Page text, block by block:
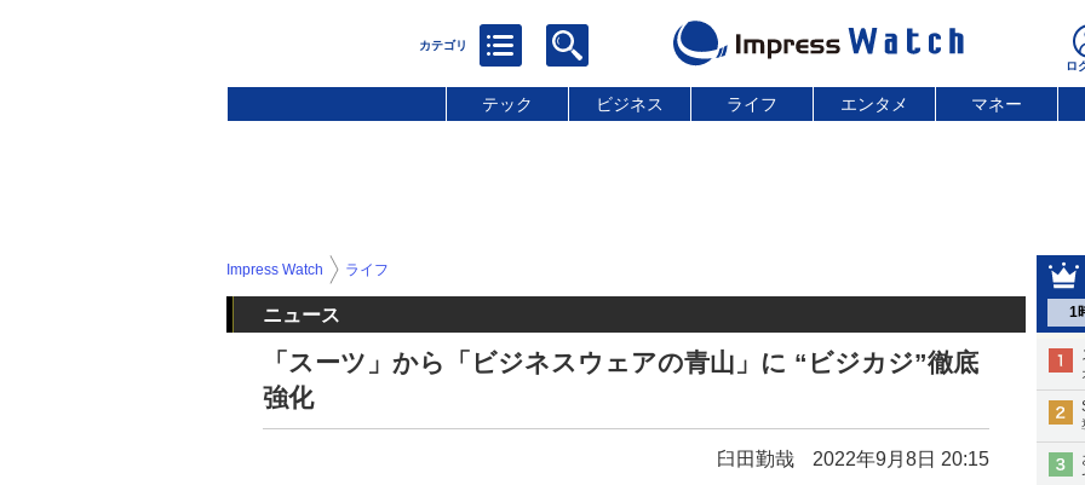
テック ビジネス ライフ エンタメ マネー
1
Impress Watch ライフ
ニュース
「スーツ」から「ビジネスウェアの青山」に “ビジカジ”徹底
強化
臼田勤哉 2022年9月8日 20:15